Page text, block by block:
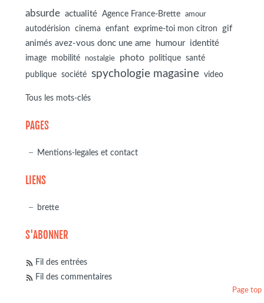
absurde actualité Agence France-Brette amour
autodérision cinema enfant exprime-toi mon citron
gif
animés avez-vous donc une ame
humour identité
image mobilité nostalgie photo politique
santé
publique
société spychologie magasine video
Tous les mots-clés
PAGES
Mentions-legales et contact
LIENS
brette
S'ABONNER
Fil des entrées
Fil des commentaires
Page top